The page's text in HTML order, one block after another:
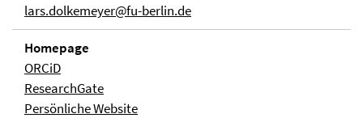
lars.dolkemeyer@fu-berlin.de
Homepage
ORCiD
ResearchGate
Persönliche Website